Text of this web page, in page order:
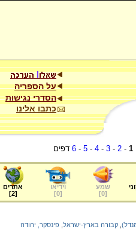
על הספריה
הסדרי נגישות
כתבו אלינו
1
-
2
-
3
-
4
-
5
-
6 דפים
שמע
[
0
]
וידיאו
[
0
]
אתרים
[
2
]
קבורה בארץ-ישראל פינסקר, יהודה